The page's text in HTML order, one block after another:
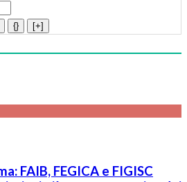
{} [+]
FAIB, FEGICA e FIGISC